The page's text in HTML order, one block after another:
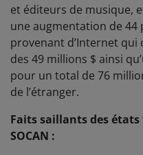
et éditeurs de musique,
une augmentation de 44
provenant d’Internet
des 49 millions $ ainsi
pour un total de 76
de l’étranger.
Faits saillants des états
SOCAN :